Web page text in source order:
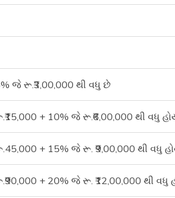
જે રૂ.₹3,00,000 થી વધુ છે
+ 10% જે રૂ.₹6,00,000 થી વધુ
+ 15% જે રૂ. ₹9,00,000 થી વધુ
+ 20% જે રૂ. ₹12,00,000 થી વધુ